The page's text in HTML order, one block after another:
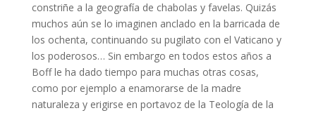
constriñe a la geografía de chabolas y favelas. Quizás
muchos aún se lo imaginen anclado en la barricada de
los ochenta, continuando su pugilato con el Vaticano y
los poderosos… Sin embargo en todos estos años a
Boff le ha dado tiempo para muchas otras cosas,
como por ejemplo a enamorarse de la madre
naturaleza y erigirse en portavoz de la Teología de la